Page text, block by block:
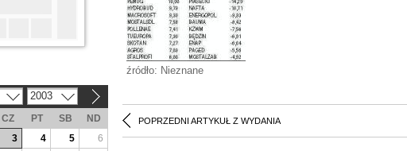
źródło: Nieznane
POPRZEDNI ARTYKUŁ Z WYDANIA
2003
CZ PT SB
ND
3 4 5
6